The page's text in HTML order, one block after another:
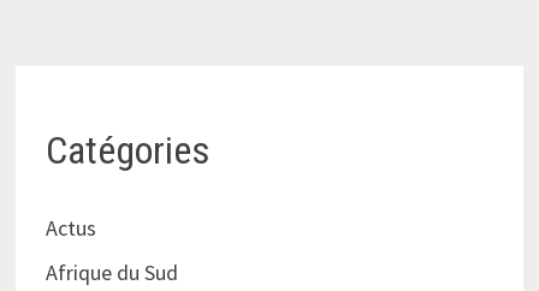
Catégories
Actus
Afrique du Sud